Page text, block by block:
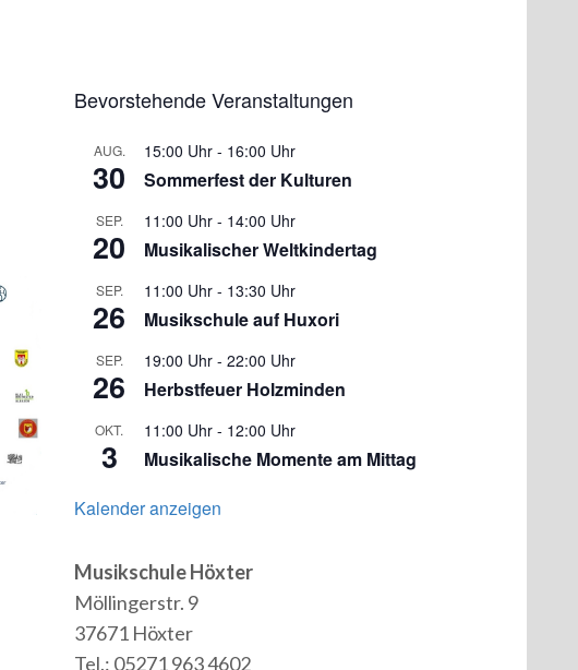
Bevorstehende Veranstaltungen
AUG.
30
15:00 Uhr - 16:00 Uhr
Sommerfest der Kulturen
SEP.
20
11:00 Uhr - 14:00 Uhr
Musikalischer Weltkindertag
SEP.
26
11:00 Uhr - 13:30 Uhr
Musikschule auf Huxori
SEP.
26
19:00 Uhr -22:00 Uhr
Herbstfeuer Holzminden
OKT.
3
11:00 Uhr - 12:00 Uhr
Musikalische Momente am Mittag
Kalender anzeigen
Musikschule Höxter
Möllingerstr. 9
37671 Höxter
Tel.: 05271 963 4602